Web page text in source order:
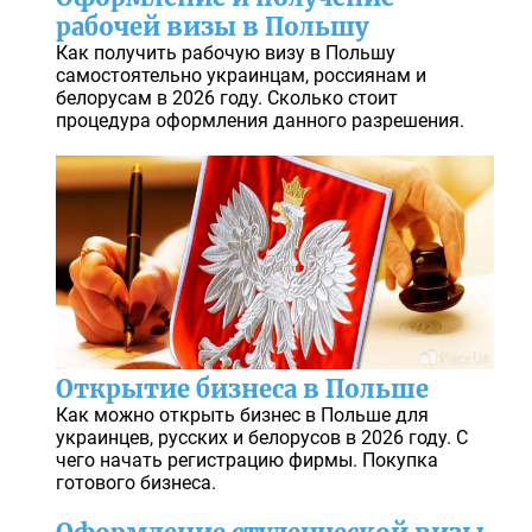
рабочей визы в Польшу
Как получить рабочую визу в Польшу
самостоятельно украинцам, россиянам и
белорусам в 2026 году. Сколько стоит
процедура оформления данного разрешения.
Открытие бизнеса в Польше
Как можно открыть бизнес в Польше для
украинцев, русских и белорусов в 2026 году. С
чего начать регистрацию фирмы. Покупка
готового бизнеса.